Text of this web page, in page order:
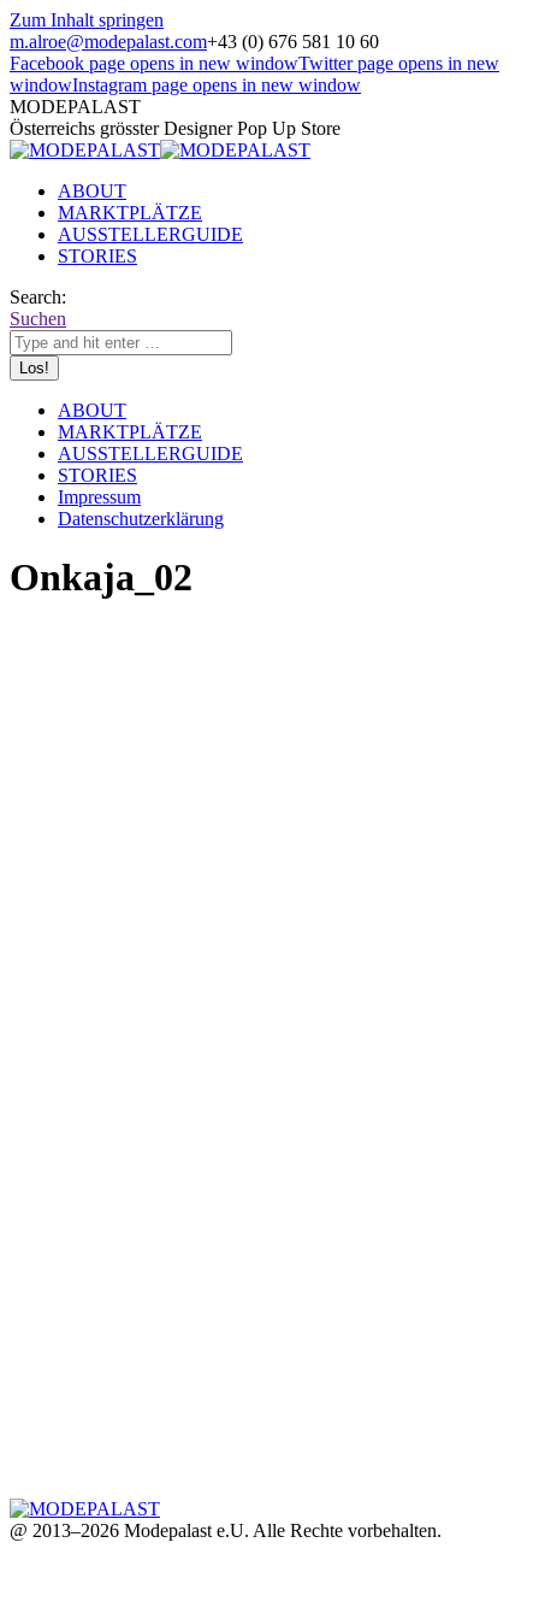
Zum Inhalt springen
m.alroe@modepalast.com+43 (0) 676 581 10 60
Facebook page opens in new windowTwitter page opens in new
windowInstagram page opens in new window
MODEPALAST
Österreichs grösster Designer Pop Up Store
ABOUT
MARKTPLÄTZE
AUSSTELLERGUIDE
STORIES
Search:
Suchen
ABOUT
MARKTPLÄTZE
AUSSTELLERGUIDE
STORIES
Impressum
Datenschutzerklärung
Onkaja_02
@ 2013–2026 Modepalast e.U. Alle Rechte vorbehalten.